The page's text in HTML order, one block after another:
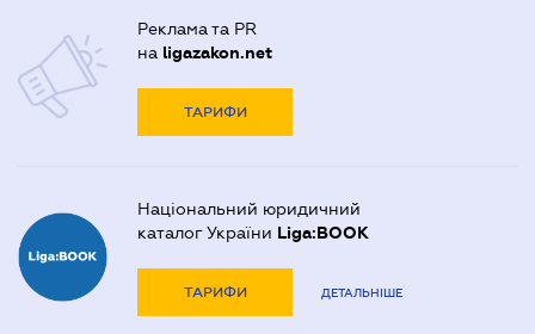
Реклама та PR
на ligazakon.net
ТАРИФИ
Національний юридичний
каталог України Liga:BOOK
ТАРИФИ ДЕТАЛЬНІШЕ